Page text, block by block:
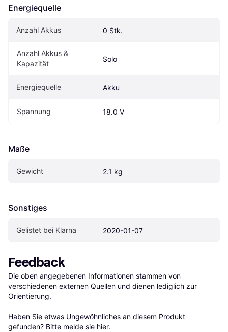
Energiequelle
Anzahl Akkus 0 Stk.
Anzahl Akkus &
Kapazität
Solo
Energiequelle Akku
Spannung 18.0 V
Maße
Gewicht 2.1 kg
Sonstiges
Gelistet bei Klarna 2020-01-07
Feedback
Die oben angegebenen Informationen stammen von
verschiedenen externen Quellen und dienen lediglich zur
Orientierung.
Haben Sie etwas Ungewöhnliches an diesem Produkt
gefunden? Bitte melde sie hier.